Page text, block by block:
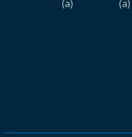
(a)
(a)